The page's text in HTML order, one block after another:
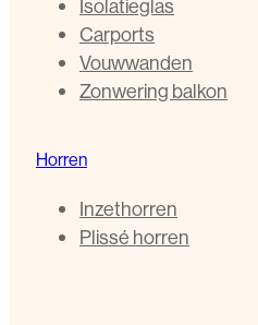
Isolatieglas
Carports
Vouwwanden
Zonwering balkon
Horren
Inzethorren
Plissé horren